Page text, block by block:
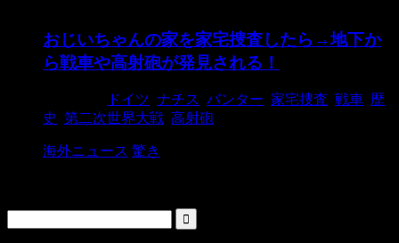
おじいちゃんの家を家宅捜査したら→地下か
ら戦車や高射砲が発見される！
ドイツ ナチス パンター 家宅捜査 戦車 歴
史 第二次世界大戦 高射砲
海外ニュース 驚き